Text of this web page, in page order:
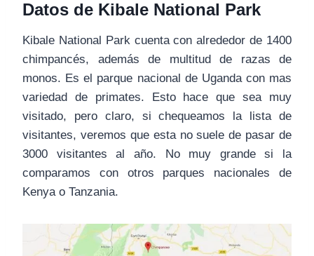
Datos de Kibale National Park
Kibale National Park cuenta con alrededor de 1400
chimpancés, además de multitud de razas de
monos. Es el parque nacional de Uganda con mas
variedad de primates. Esto hace que sea muy
visitado, pero claro, si chequeamos la lista de
visitantes, veremos que esta no suele de pasar de
3000 visitantes al año. No muy grande si la
comparamos con otros parques nacionales de
Kenya o Tanzania.